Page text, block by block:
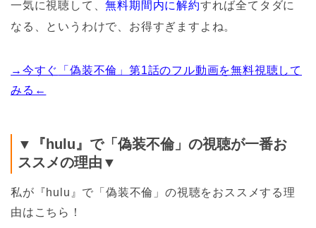
一気に視聴して、無料期間内に解約すれば全てタダに
なる、というわけで、お得すぎますよね。
→今すぐ 「偽装不倫」第1話のフル動画を無料視聴して
みる←
▼『hulu』で「偽装不倫」の視聴が一番お
ススメの理由▼
私が『hulu』で「偽装不倫」の視聴をおススメする理
由はこちら！